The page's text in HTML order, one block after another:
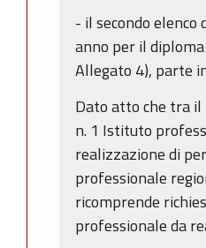
- il secondo
anno per il
Allegato 4), parte
Dato atto che tra
n. 1 Istituto
realizzazione di
professionale
ricomprende
professionale da